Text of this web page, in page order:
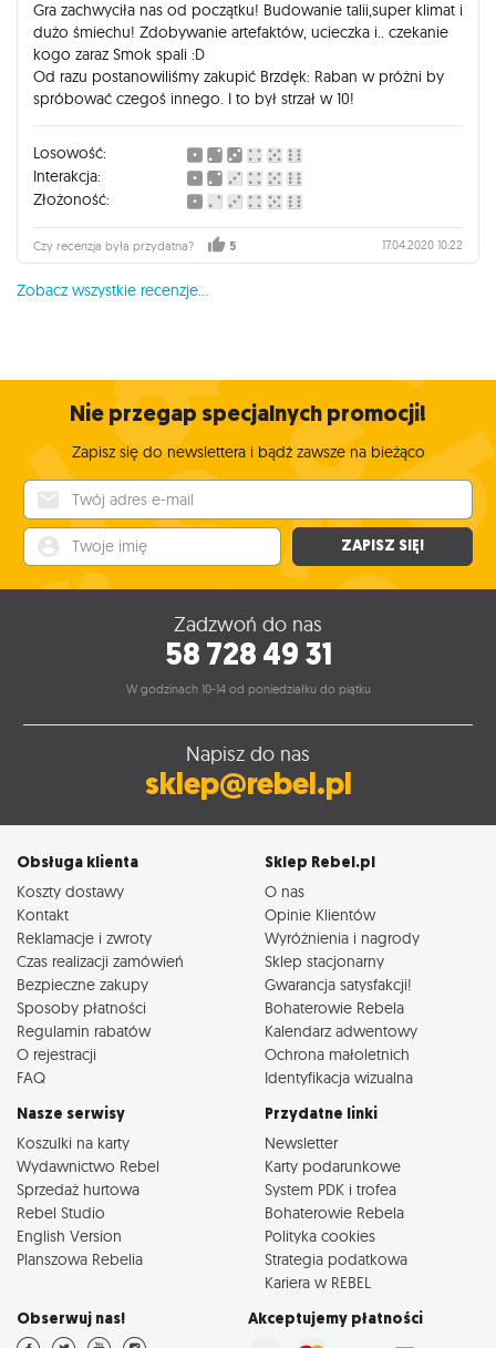
Gra zachwyciła nas od początku! Budowanie talii,super klimat i
dużo śmiechu! Zdobywanie artefaktów, ucieczka i.. czekanie
kogo zaraz Smok spali :D
Od razu postanowiliśmy zakupić Brzdęk: Raban w próżni by
spróbować czegoś innego. I to był strzał w 10!
Losowość:
Interakcja:
Złożoność:
Czy recenzja była przydatna? 5 17.04.2020 10:22
Zobacz wszystkie recenzje...
Nie przegap specjalnych promocji!
Zapisz się do newslettera i bądź zawsze na bieżąco
ZAPISZ SIĘ!
Zadzwoń do nas
58 728 49 31
W godzinach 10-14 od poniedziałku do piątku
Napisz do nas
sklep@rebel.pl
Obsługa klienta
Koszty dostawy
Kontakt
Reklamacje i zwroty
Czas realizacji zamówień
Bezpieczne zakupy
Sposoby płatności
Regulamin rabatów
O rejestracji
FAQ
Sklep Rebel.pl
O nas
Opinie Klientów
Wyróżnienia i nagrody
Sklep stacjonarny
Gwarancja satysfakcji!
Bohaterowie Rebela
Kalendarz adwentowy
Ochrona małoletnich
Identyfikacja wizualna
Nasze serwisy
Koszulki na karty
Wydawnictwo Rebel
Sprzedaż hurtowa
Rebel Studio
English Version
Planszowa Rebelia
Przydatne linki
Newsletter
Karty podarunkowe
System PDK i trofea
Bohaterowie Rebela
Polityka cookies
Strategia podatkowa
Kariera w REBEL
Obserwuj nas! Akceptujemy płatności